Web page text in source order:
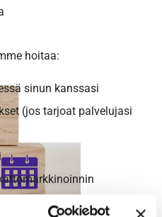
hoitaa:
sinun kanssasi
(jos tarjoat palvelujasi